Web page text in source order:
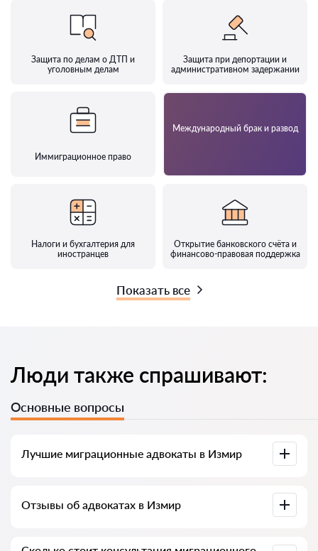
Защита по делам о ДТП и
уголовным делам
Защита при депортации и
административном задержании
Иммиграционное право
Международный брак и развод
Налоги и бухгалтерия для
иностранцев
Открытие банковского счёта и
финансово-правовая поддержка
Показать все
Люди также спрашивают:
Основные вопросы
Лучшие миграционные адвокаты в Измир
информацией: цены, отзывы, телефон и адрес.
Отзывы об адвокатах в Измир